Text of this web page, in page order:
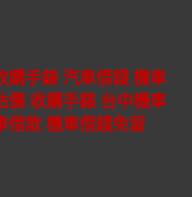
購手錶 汽車借錢 機車
價 收購手錶 台中機車
借款 機車借錢免留